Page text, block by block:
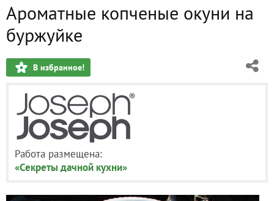
Ароматные копченые окуни на
буржуйке
В избранное!
Работа размещена:
«Секреты дачной кухни»